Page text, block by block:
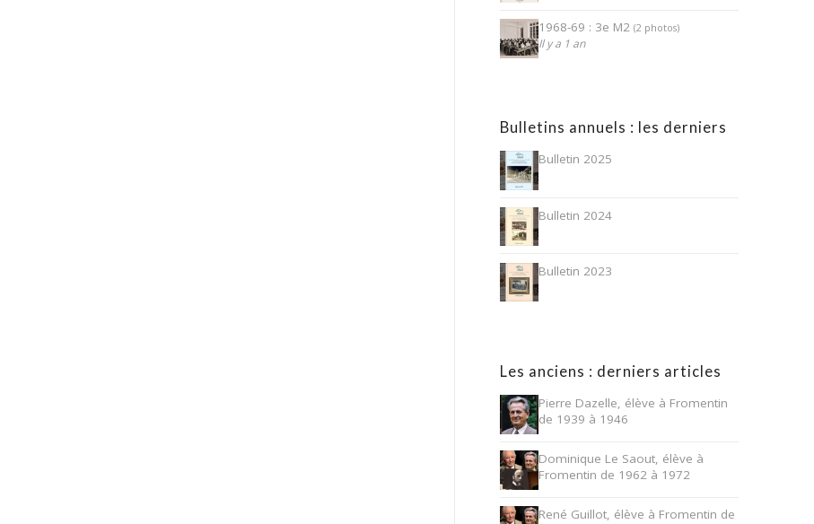
1968-69 : 3e M2(2 photos)
Il y a 1 an
Bulletins annuels : les derniers
Bulletin 2025
Bulletin 2024
Bulletin 2023
Les anciens : derniers articles
Pierre Dazelle, élève à Fromentin
de 1939 à 1946
Dominique Le Saout, élève à
Fromentin de 1962 à 1972
René Guillot, élève à Fromentin de